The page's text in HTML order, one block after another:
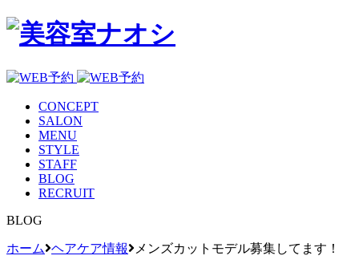
CONCEPT
SALON
MENU
STYLE
STAFF
BLOG
RECRUIT
BLOG
ホーム ヘアケア情報 メンズカットモデル募集してます！